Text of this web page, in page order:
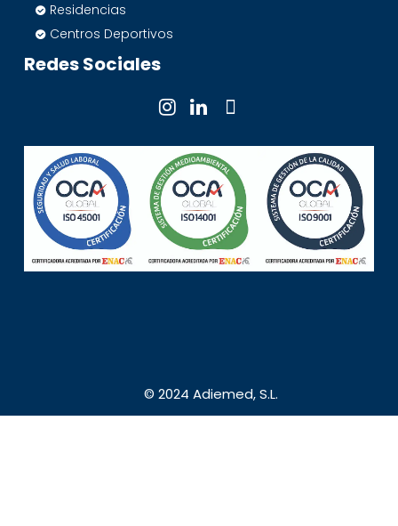
Residencias
Centros Deportivos
Redes Sociales
© 2024 Adiemed, S.L.